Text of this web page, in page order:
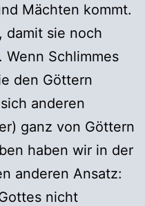
Mächten kommt.
damit sie noch
Wenn Schlimmes
den Göttern
anderen
ganz von Göttern
haben wir in der
anderen Ansatz:
nicht